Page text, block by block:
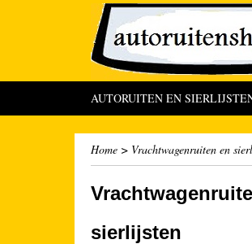
AUTORUITEN EN
Home > Vrachtwagenruiten en
sierlijsten